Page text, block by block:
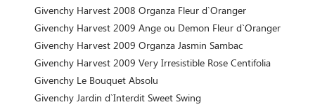
Givenchy Harvest 2008 Organza Fleur d`Oranger
Givenchy Harvest 2009 Ange ou Demon Fleur d`Oranger
Givenchy Harvest 2009 Organza Jasmin Sambac
Givenchy Harvest 2009 Very Irresistible Rose Centifolia
Givenchy Le Bouquet Absolu
Givenchy Jardin d`Interdit Sweet Swing